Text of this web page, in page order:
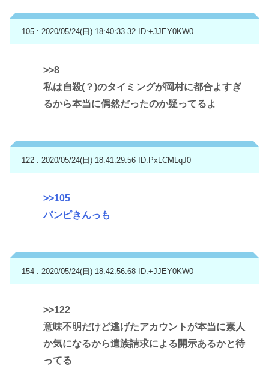
105 : 2020/05/24(日) 18:40:33.32 ID:+JJEY0KW0
>>8
私は自殺(？)のタイミングが岡村に都合よすぎ
るから本当に偶然だったのか疑ってるよ
122 : 2020/05/24(日) 18:41:29.56 ID:PxLCMLqJ0
>>105
パンピきんっも
154 : 2020/05/24(日) 18:42:56.68 ID:+JJEY0KW0
>>122
意味不明だけど逃げたアカウントが本当に素人
か気になるから遺族請求による開示あるかと待
ってる